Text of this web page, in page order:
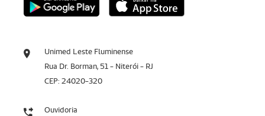
Unimed Leste Fluminense
Rua Dr. Borman, 51 - Niterói - RJ
CEP: 24020-320
Ouvidoria